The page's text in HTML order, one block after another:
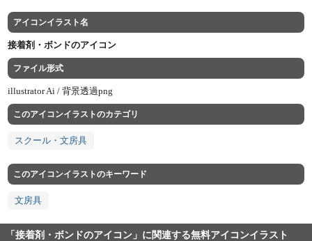
アイコンイラスト名
接着剤・ボンドのアイコン
ファイル形式
illustrator Ai /背景透過png
このアイコンイラストのカテゴリ
スクール・文房具
このアイコンイラストのキーワード
文房具
「接着剤・ボンドのアイコン」に関連する無料アイコンイラスト